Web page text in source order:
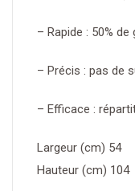
– Rapide : 50%
– Précis : pas de
– Efficace :
Largeur (cm) 54
Hauteur (cm) 104